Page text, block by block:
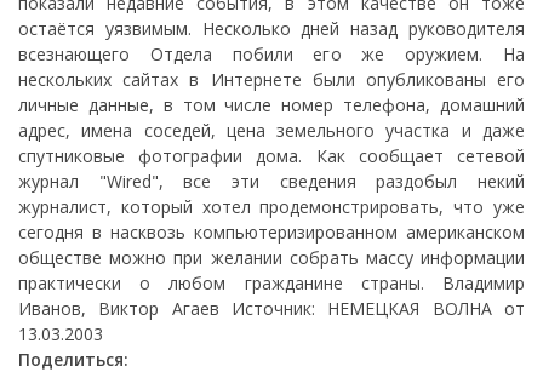
остаётся уязвимым. Несколько дней назад руководителя
всезнающего Отдела побили его же оружием. На
нескольких сайтах в Интернете были опубликованы его
личные данные, в том числе номер телефона, домашний
адрес, имена соседей, цена земельного участка и даже
спутниковые фотографии дома. Как сообщает сетевой
журнал "Wired", все эти сведения раздобыл некий
журналист, который хотел продемонстрировать, что уже
сегодня в насквозь компьютеризированном американском
обществе можно при желании собрать массу информации
практически о любом гражданине страны. Владимир
Иванов, Виктор Агаев Источник: НЕМЕЦКАЯ ВОЛНА от
13.03.2003
Поделиться: